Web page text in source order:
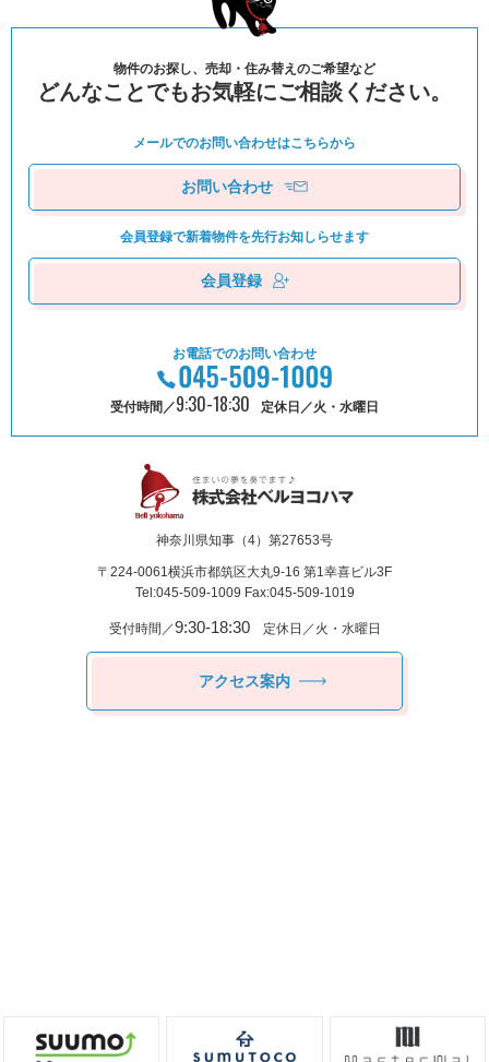
物件のお探し、売却・住み替えのご希望など
どんなことでもお気軽にご相談ください。
メールでのお問い合わせはこちらから
お問い合わせ
会員登録で新着物件を先⾏お知しらせます
会員登録
お電話でのお問い合わせ
受付時間／9:30-18:30 定休日／火・水曜日
神奈川県知事（4）第27653号
〒224-0061横浜市都筑区⼤丸9-16 第1幸喜ビル3F
Tel:045-509-1009 Fax:045-509-1019
受付時間／9:30-18:30定休日／火・水曜日
アクセス案内